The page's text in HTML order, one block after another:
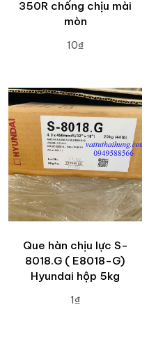
350R chống chịu mài
mòn
10₫
Que hàn chịu lực S-
8018.G ( E8018-G)
Hyundai hộp 5kg
1₫